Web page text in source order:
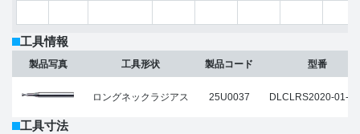
工具情報
製品写真 工具形状
ロングネックラジアス
製品コード
25U0037
型番
DLCLRS2020-01-
工具寸法